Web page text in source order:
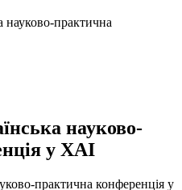
науково-практична
науково-
у ХАІ